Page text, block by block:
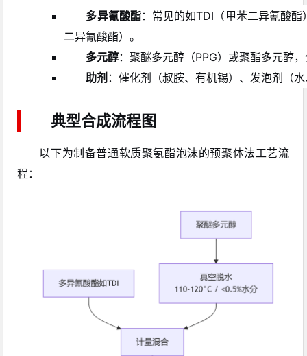
多异氰酸酯：常见的如TDI（甲苯二异氰酸
二异氰酸酯）。
多元醇：聚醚多元醇（PPG）或聚酯多元醇
助剂 ：催化剂（叔胺、有机锡）、发泡剂（
典型合成流程图
以下为制备普通软质聚氨酯泡沫的预聚体法工艺流
程：